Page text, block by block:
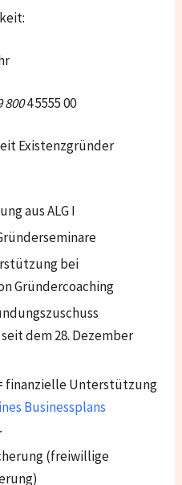
8004 5555 00
Existenzgründer
aus ALG I
bei
Gründercoaching
dem 28. Dezember
finanzielle Unterstützung
Businessplans
(freiwillige